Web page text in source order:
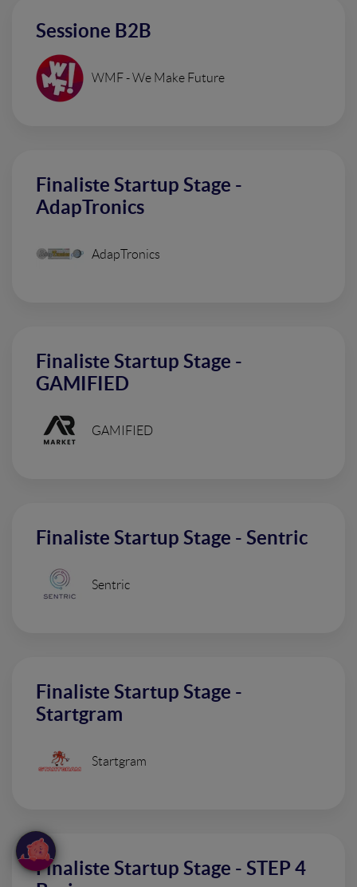
Sessione B2B
WMF - We Make Future
Finaliste Startup Stage -
AdapTronics
AdapTronics
Finaliste Startup Stage -
GAMIFIED
GAMIFIED
Finaliste Startup Stage - Sentric
Sentric
Finaliste Startup Stage -
Startgram
Startgram
Finaliste Startup Stage - STEP 4